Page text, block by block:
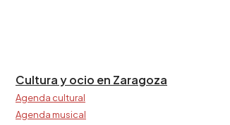
Cultura y ocio en Zaragoza
Agenda cultural
Agenda musical